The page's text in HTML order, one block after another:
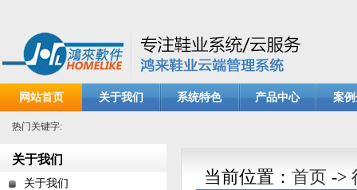
网站首页 关于我们 系统特色 产品中心 案
热门关键字:
关于我们
关于我们 当前位置： 首页 ->